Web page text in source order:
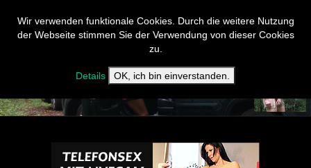
Wir verwenden funktionale Cookies. Durch die weitere Nutzung
der Webseite stimmen Sie der Verwendung von dieser Cookies
zu.
Details OK, ich bin einverstanden.